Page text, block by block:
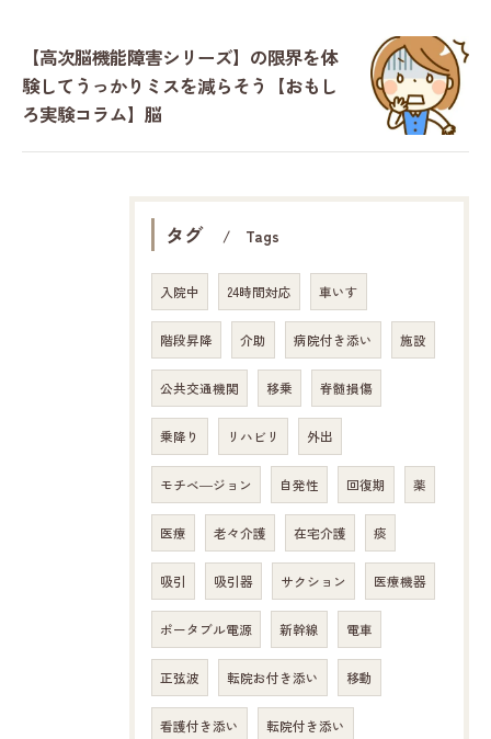
【高次脳機能障害シリーズ】の限界を体
験してうっかりミスを減らそう【おもし
ろ実験コラム】脳
タグ Tags
入院中 24時間対応 車いす
階段昇降 介助 病院付き添い 施設
公共交通機関 移乗 脊髄損傷
乗降り リハビリ 外出
モチベ―ジョン 自発性 回復期 薬
医療 老々介護 在宅介護 痰
吸引 吸引器 サクション 医療機器
ポータブル電源 新幹線 電車
正弦波 転院お付き添い 移動
看護付き添い 転院付き添い